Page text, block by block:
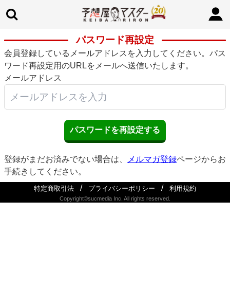
パスワード再設定
会員登録しているメールアドレスを入力してください。パス
ワード再設定用のURLをメールへ送信いたします。
メールアドレス
登録がまだお済みでない場合は、 メルマガ登録ページからお
手続きしてください。
特定商取引法 / プライバシーポリシー / 利用規約
Copyright©sucmedia Inc. All rights reserved.